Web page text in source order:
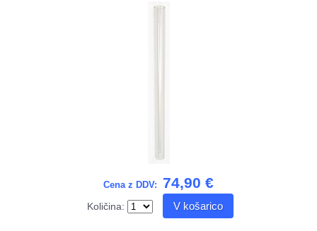
Cena z DDV: 74,90 €
Količina: V košarico